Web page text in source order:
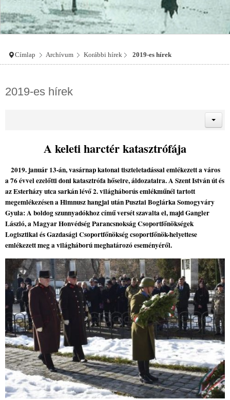
Címlap Archívum Korábbi hírek 2019-es hírek
2019-es hírek
A keleti harctér katasztrófája
2019. január 13-án, vasárnap katonai tiszteletadással emlékezett a város
a 76 évvel ezelőtti doni katasztrófa hőseire, áldozataira. A Szent István út és
az Esterházy utca sarkán lévő 2. világháborús emlékműnél tartott
megemlékezésen a Himnusz hangjai után Pusztai Boglárka Somogyváry
Gyula: A boldog szunnyadókhoz című versét szavalta el, majd Gangler
László, a Magyar Honvédség Parancsnokság Csoportfőnökségek
Logisztikai és Gazdasági Csoportfőnökség csoportfőnök-helyettese
emlékezett meg a világháború meghatározó eseményéről.